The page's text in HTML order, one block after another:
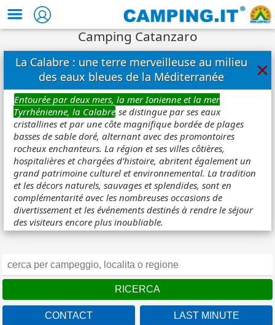
Camping Catanzaro
La Calabre : une terre merveilleuse au milieu
des eaux bleues de la Méditerranée
×
Entourée par deux mers, la mer Ionienne et la mer
Tyrrhénienne, la Calabre se distingue par ses eaux
cristallines et par une côte magnifique bordée de plages
basses de sable doré, alternant avec des promontoires
rocheux enchanteurs. La région et ses villes côtières,
hospitalières et chargées d’histoire, abritent également un
grand patrimoine culturel et environnemental. La tradition
et les décors naturels, sauvages et splendides, sont en
complémentarité avec les nombreuses occasions de
divertissement et les événements destinés à rendre le séjour
des visiteurs encore plus inoubliable.
CONTACT LAST MINUTE